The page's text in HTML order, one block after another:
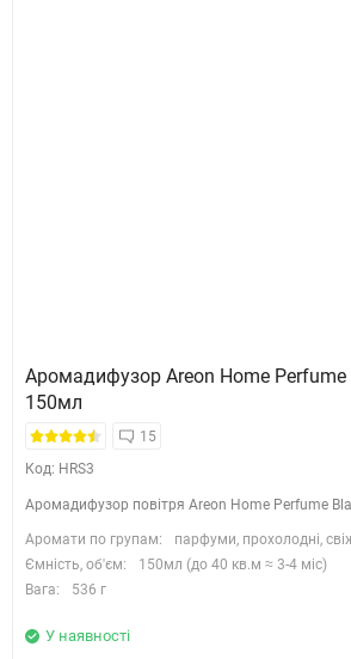
Аромадифузор Areon Home Perfume
150мл
15
Код: HRS3
Аромадифузор повітря Areon Home Perfume
Аромати по групам:
парфуми, прохолодні,
Ємність, об'єм:
150мл (до 40 кв.м ≈ 3-4 міс)
Вага:
536 г
У наявності